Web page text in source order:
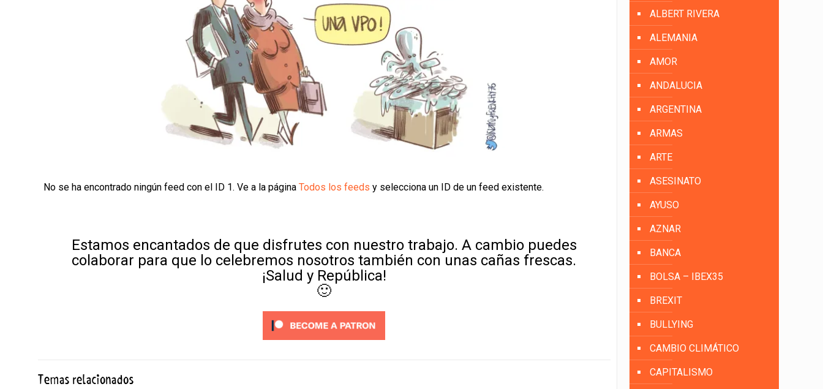
No se ha encontrado ningún feed con el ID 1. Ve a la páginaTodos los feeds y selecciona un ID de un feed existente.
Estamos encantados de que disfrutes con nuestro trabajo. A cambio puedes
colaborar para que lo celebremos nosotros también con unas cañas frescas.
¡Salud y República!
🙂
Temas relacionados
ALBERT RIVERA
ALEMANIA
AMOR
ANDALUCIA
ARGENTINA
ARMAS
ARTE
ASESINATO
AYUSO
AZNAR
BANCA
BOLSA – IBEX35
BREXIT
BULLYING
CAMBIO CLIMÁTICO
CAPITALISMO